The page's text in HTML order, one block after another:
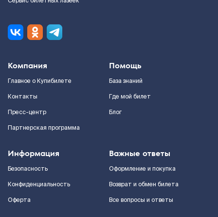
Компания
Главное о Купибилете
Контакты
Пресс-центр
Партнерская программа
Помощь
База знаний
Где мой билет
Блог
Информация
Безопасность
Конфиденциальность
Оферта
Важные ответы
Оформление и покупка
Возврат и обмен билета
Все вопросы и ответы